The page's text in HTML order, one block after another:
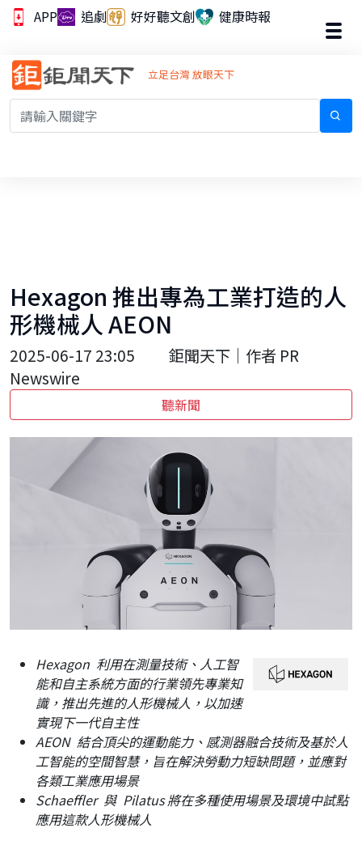
APP 追劇 好好聽文創 健康時報
立足台灣 放眼天下
Hexagon 推出專為工業打造的人
形機械人 AEON
2025-06-17 23:05
鉅聞天下｜作者 PR
Newswire
聽新聞
Hexagon 利用在測量技術、人工智
能和自主系統方面的行業領先專業知
識，推出先進的人形機械人，以加速
實現下一代自主性
AEON 結合頂尖的運動能力、感測器融合技術及基於人
工智能的空間智慧，旨在解決勞動力短缺問題，並應對
各類工業應用場景
Schaeffler 與 Pilatus將在多種使用場景及環境中試點
應用這款人形機械人